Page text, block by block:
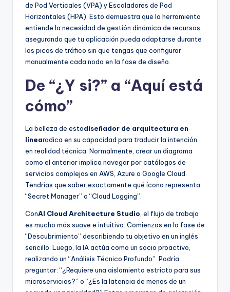
de Pod Verticales (VPA) y Escaladores de Pod
Horizontales (HPA). Esto demuestra que la herramienta
entiende la necesidad de gestión dinámica de recursos,
asegurando que tu aplicación pueda adaptarse durante
los picos de tráfico sin que tengas que configurar
manualmente cada nodo en la fase de diseño.
De “¿Y si?” a “Aquí está
cómo”
La belleza de estodiseñador de arquitectura en
línearadica en su capacidad para traducir la intención
en realidad técnica. Normalmente, crear un diagrama
como el anterior implica navegar por catálogos de
servicios complejos en AWS, Azure o Google Cloud.
Tendrías que saber exactamente qué ícono representa
“Secret Manager” o “Cloud Logging”.
ConAI Cloud Architecture Studio , el flujo de trabajo
es mucho más suave e intuitivo. Comienzas en la fase de
“Descubrimiento” describiendo tu objetivo en un inglés
sencillo. Luego, la IA actúa como un socio proactivo,
realizando un “Análisis Técnico Profundo”. Podría
preguntar: “¿Requiere una aislamiento estricto para sus
microservicios?” o “¿Es la latencia de menos de un